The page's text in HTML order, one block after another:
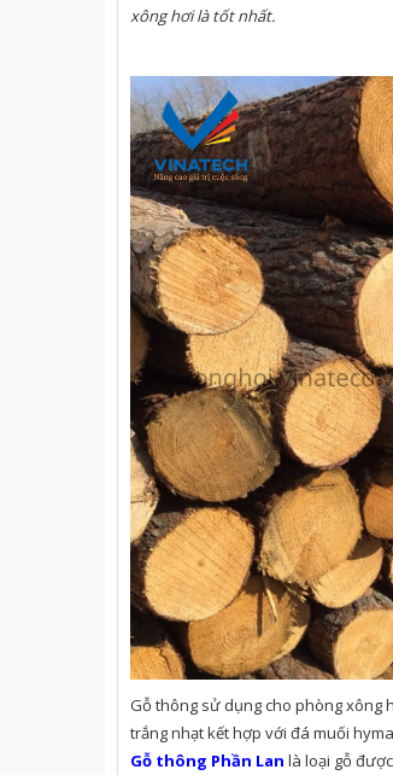
xông hơi là tốt nhất.
Gỗ thông sử dụng cho phòng xông
trắng nhạt kết hợp với đá muối
Gỗ thông Phần Lan là loại gỗ